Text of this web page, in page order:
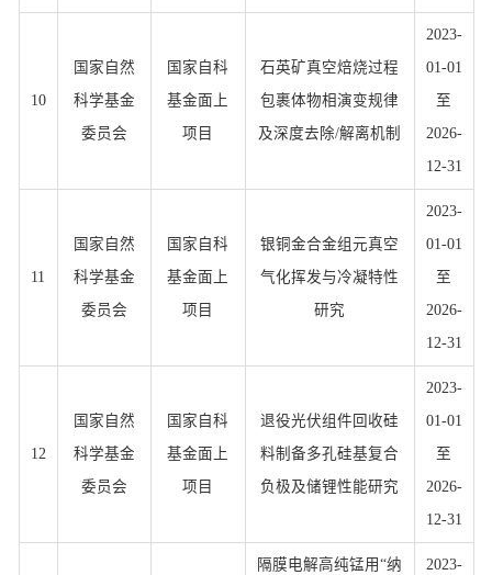
10
国家自然
科学基金
委员会
国家自科
基金面上
项目
石英矿真空焙烧过程
包裹体物相演变规律
及深度去除/解离机制
2023-
01-01
至
2026-
12-31
11
国家自然
科学基金
委员会
国家自科
基金面上
项目
银铜金合金组元真空
气化挥发与冷凝特性
研究
2023-
01-01
至
2026-
12-31
12
国家自然
科学基金
委员会
国家自科
基金面上
项目
退役光伏组件回收硅
料制备多孔硅基复合
负极及储锂性能研究
2023-
01-01
至
2026-
12-31
隔膜电解高纯锰用“纳
2023-